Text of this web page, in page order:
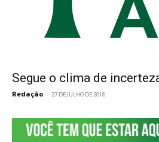
Segue o clima de
Redação - 27 DE JULHO DE 2018